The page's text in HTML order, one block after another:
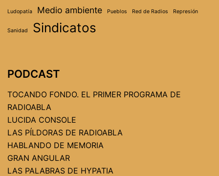
Ludopatía Medio ambiente Pueblos Red de Radios Represión
Sanidad Sindicatos
PODCAST
TOCANDO FONDO. EL PRIMER PROGRAMA DE
RADIOABLA
LUCIDA CONSOLE
LAS PÍLDORAS DE RADIOABLA
HABLANDO DE MEMORIA
GRAN ANGULAR
LAS PALABRAS DE HYPATIA